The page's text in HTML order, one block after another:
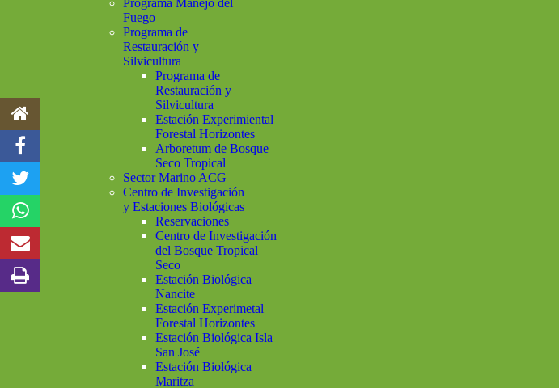
Programa Manejo del
Fuego
Programa de
Restauración y
Silvicultura
Programa de
Restauración y
Silvicultura
Estación Experimiental
Forestal Horizontes
Arboretum de Bosque
Seco Tropical
Sector Marino ACG
Centro de Investigación
y Estaciones Biológicas
Reservaciones
Centro de Investigación
del Bosque Tropical
Seco
Estación Biológica
Nancite
Estación Experimetal
Forestal Horizontes
Estación Biológica Isla
San José
Estación Biológica
Maritza